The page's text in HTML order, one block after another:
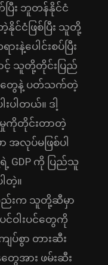
ပြီး ဘူတန်နိုင်ငံ
င်ငံဖြစ်ပြီး သူတို့
နဲ့ပေါင်းစပ်ပြီး
င့် သူတို့တိုင်းပြည်
တွေနဲ့ ပတ်သက်တဲ့
ပါတယ်။ ဒါ့
မှုကိုတိုင်းတာတဲ့
အလုပ်မဖြစ်ပါ
GDP ကို ပြည်သူ
တဲ့။
ည်းက သူတို့ဆီမှာ
ဝါးပင်တွေကို
ပ်စွာ တားဆီး
ေအား ဖမ်းဆီး